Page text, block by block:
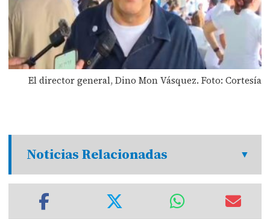
El director general, Dino Mon Vásquez. Foto: Cortesía
Noticias Relacionadas